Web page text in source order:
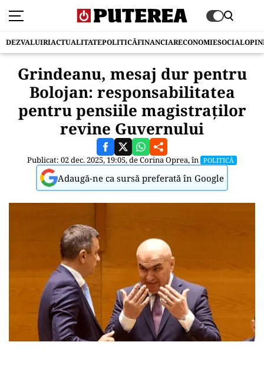
DEZVALUIRIACTUALITATEPOLITICĂFINANCIARECONOMIESOCIAL
Grindeanu, mesaj dur pentru
Bolojan: responsabilitatea
pentru pensiile magistraților
revine Guvernului
Publicat: 02 dec. 2025, 19:05, deCorina Oprea, în POLITICĂ
Adaugă-ne ca sursă preferată în Google